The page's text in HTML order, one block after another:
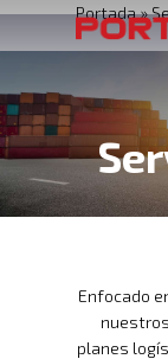
Portada»
Enfocado
planes